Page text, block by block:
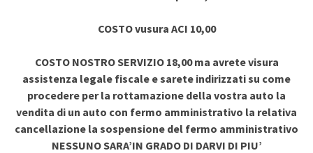
COSTO vusura ACI 10,00
COSTO NOSTRO SERVIZIO 18,00 ma avrete visura
assistenza legale fiscale e sarete indirizzati su come
procedere per la rottamazione della vostra auto la
vendita di un auto con fermo amministrativo la relativa
cancellazione la sospensione del fermo amministrativo
NESSUNO SARA’IN GRADO DI DARVI DI PIU’